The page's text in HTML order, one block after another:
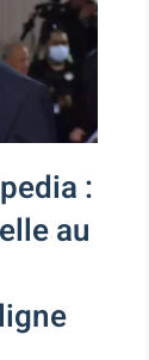
:
au